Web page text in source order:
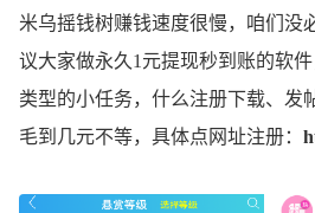
米乌摇钱树赚钱速度很慢，咱们没
议大家做永久1元提现秒到账的软
类型的小任务，什么注册下载、发
毛到几元不等，具体点网址注册：